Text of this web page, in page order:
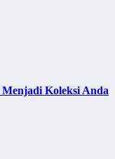
Koleksi Anda